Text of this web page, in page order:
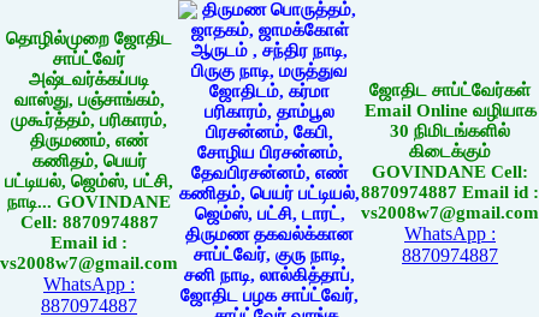
தொழில்முறை ஜோதிட
சாப்ட்வேர்
அஷ்டவர்க்கப்படி
வாஸ்து, பஞ்சாங்கம்,
முகூர்த்தம், பரிகாரம்,
திருமணம், எண்
கணிதம், பெயர்
பட்டியல், ஜெம்ஸ், பட்சி,
நாடி... GOVINDANE
Cell: 8870974887
Email id :
vs2008w7@gmail.com
WhatsApp :
8870974887
ஜோதிட சாப்ட்வேர்கள்
Email Online வழியாக
30 நிமிடங்களில்
கிடைக்கும்
GOVINDANE Cell:
8870974887 Email id :
vs2008w7@gmail.com
WhatsApp :
8870974887